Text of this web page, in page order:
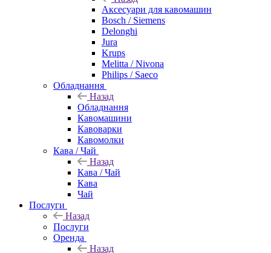
Аксесуари для кавомашин
Bosch / Siemens
Delonghi
Jura
Krups
Melitta / Nivona
Philips / Saeco
Обладнання
Назад
Обладнання
Кавомашини
Кавоварки
Кавомолки
Кава / Чай
Назад
Кава / Чай
Кава
Чай
Послуги
Назад
Послуги
Оренда
Назад